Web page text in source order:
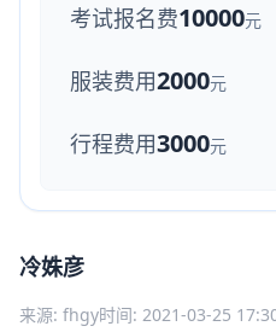
考试报名费10000元
服装费用2000元
行程费用3000元
冷姝彦
来源: fhgy时间: 2021-03-25